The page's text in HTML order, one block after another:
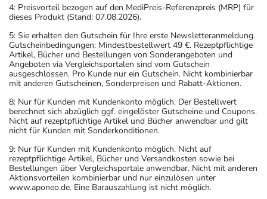
4: Preisvorteil bezogen auf den MediPreis-Referenzpreis (MRP) für
dieses Produkt (Stand: 07.08.2026).
5: Sie erhalten den Gutschein für Ihre erste Newsletteranmeldung.
Gutscheinbedingungen: Mindestbestellwert 49 €. Rezeptpflichtige
Artikel, Bücher und Bestellungen von Sonderangeboten und
Angeboten via Vergleichsportalen sind vom Gutschein
ausgeschlossen. Pro Kunde nur ein Gutschein. Nicht kombinierbar
mit anderen Gutscheinen, Sonderpreisen und Rabatt-Aktionen.
8: Nur für Kunden mit Kundenkonto möglich. Der Bestellwert
berechnet sich abzüglich ggf. eingelöster Gutscheine und Coupons.
Nicht auf rezeptpflichtige Artikel und Bücher anwendbar und gilt
nicht für Kunden mit Sonderkonditionen.
9: Nur für Kunden mit Kundenkonto möglich. Nicht auf
rezeptpflichtige Artikel, Bücher und Versandkosten sowie bei
Bestellungen über Vergleichsportale anwendbar. Nicht mit anderen
Aktionsvorteilen kombinierbar und nur einzulösen unter
www.aponeo.de. Eine Barauszahlung ist nicht möglich.